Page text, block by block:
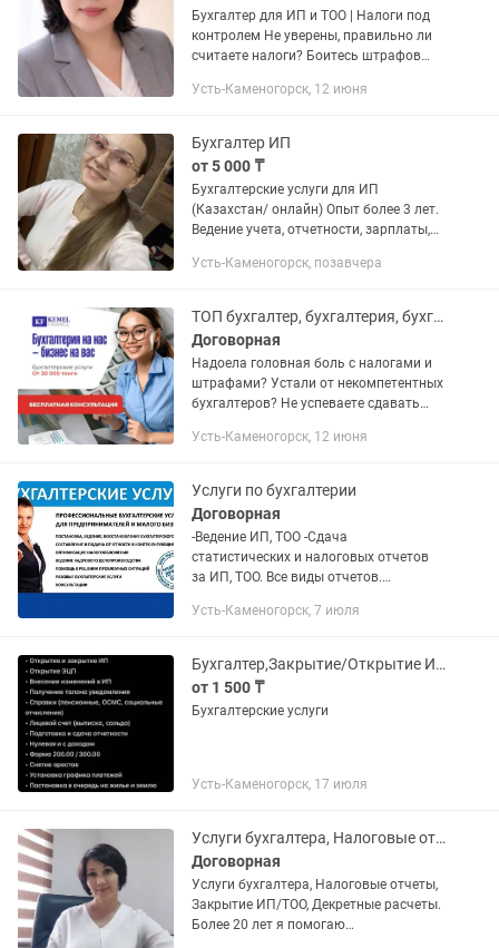
Бухгалтер для ИП и ТОО | Налоги под
контролем Не уверены, правильно ли
считаете налоги? Боитесь штрафов
ведение бухгалтерии ИП и ТОО
Усть-Каменогорск, 12 июня
Бухгалтер ИП
от 5 000 ₸
Бухгалтерские услуги для ИП
(Казахстан/ онлайн) Опыт более 3 лет.
Ведение учета, отчетности, зарплаты,
импорт/экспорт, ТИС, Розничный
Усть-Каменогорск, позавчера
ТОП бухгалтер, бухгалтерия, бухгалтерские услуги Усть-Каменогорск
Договорная
Надоела головная боль с налогами и
штрафами? Устали от некомпетентных
бухгалтеров? Не успеваете сдавать
боитесь проверок от КГД? Не знаете,
Усть-Каменогорск, 12 июня
Услуги по бухгалтерии
Договорная
-Ведение ИП, ТОО -Сдача
статистических и налоговых отчетов
за ИП, ТОО. Все виды отчетов.
-Работа с ЭСФ, СНТ, оформление
работников...
Усть-Каменогорск, 7 июля
Бухгалтер,Закрытие/Открытие ИП,Отчеты ИП,Арест,График,Постановка на землю
от 1 500 ₸
Бухгалтерские услуги
Усть-Каменогорск, 17 июля
Услуги бухгалтера, Налоговые отчеты, Закрытие ИП/ТОО, Декретные расчеты.
Договорная
Услуги бухгалтера, Налоговые отчеты,
Закрытие ИП/ТОО, Декретные расчеты.
Более 20 лет я помогаю